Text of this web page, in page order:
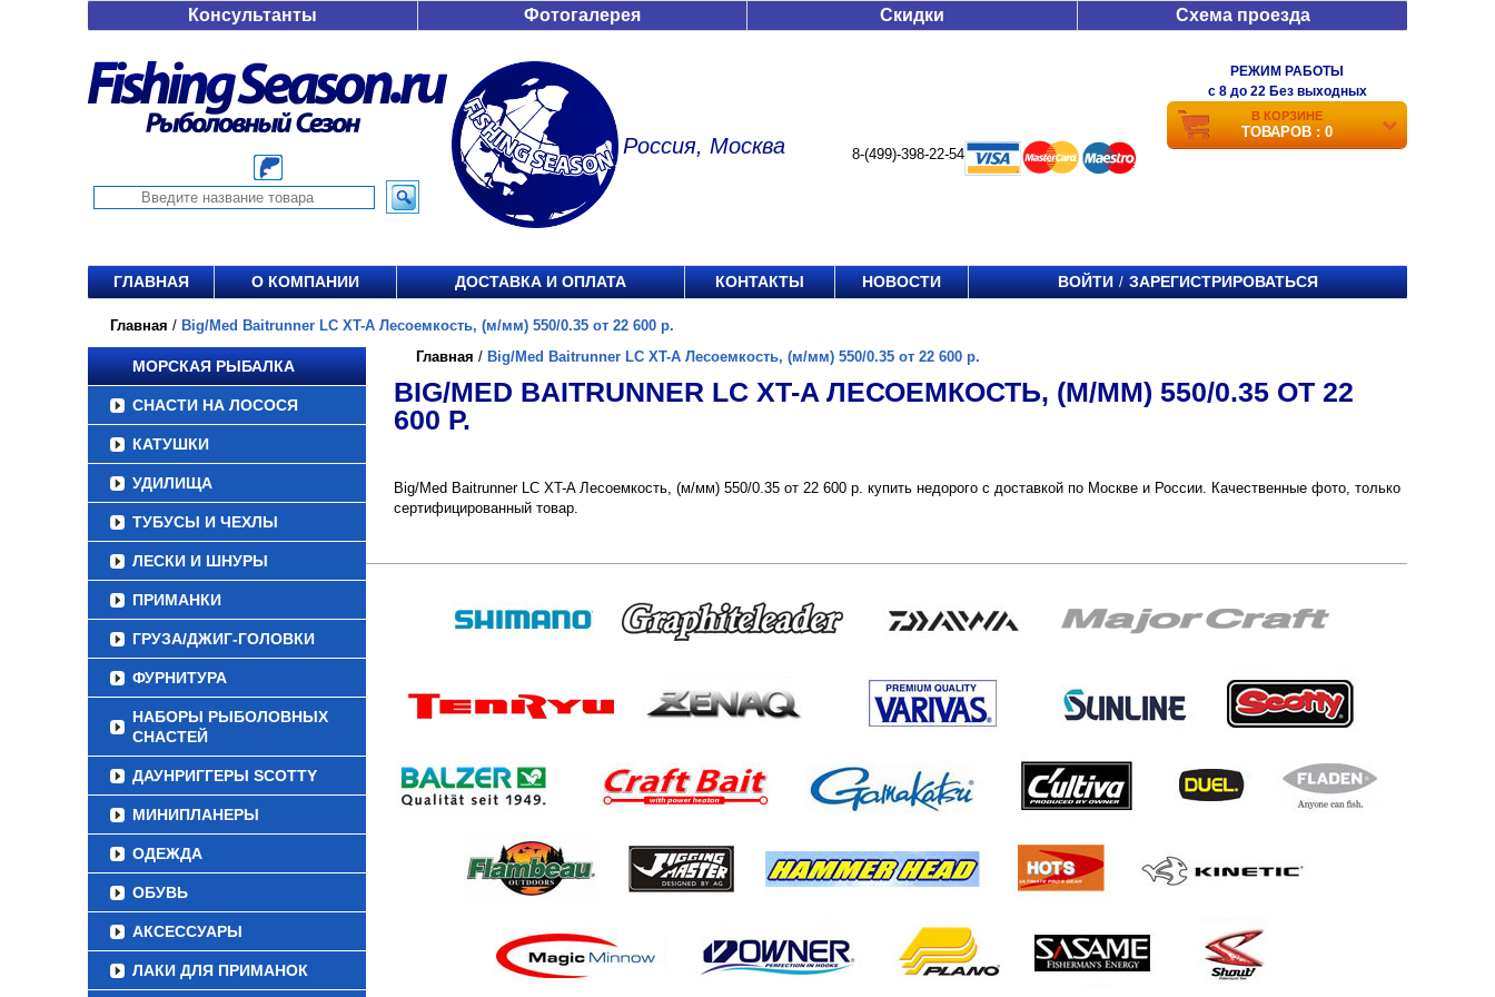
Консультанты Фотогалерея Скидки Схема проезда
Россия, Москва 8-(499)-398-22-54
РЕЖИМ РАБОТЫ
c 8 до 22 Без выходных
В КОРЗИНЕ
ТОВАРОВ : 0
ГЛАВНАЯ О КОМПАНИИ ДОСТАВКА И ОПЛАТА КОНТАКТЫ НОВОСТИ ВОЙТИ / ЗАРЕГИСТРИРОВАТЬСЯ
Главная / Big/Med Baitrunner LC XT-A Лесоемкость, (м/мм) 550/0.35 от 22 600 р.
МОРСКАЯ РЫБАЛКА
СНАСТИ НА ЛОСОСЯ
КАТУШКИ
УДИЛИЩА
ТУБУСЫ И ЧЕХЛЫ
ЛЕСКИ И ШНУРЫ
ПРИМАНКИ
ГРУЗА/ДЖИГ-ГОЛОВКИ
ФУРНИТУРА
НАБОРЫ РЫБОЛОВНЫХ
СНАСТЕЙ
ДАУНРИГГЕРЫ SCOTTY
МИНИПЛАНЕРЫ
ОДЕЖДА
ОБУВЬ
АКСЕССУАРЫ
ЛАКИ ДЛЯ ПРИМАНОК
Главная / Big/Med Baitrunner LC XT-A Лесоемкость, (м/мм) 550/0.35 от 22 600 р.
BIG/MED BAITRUNNER LC XT-A ЛЕСОЕМКОСТЬ, (М/ММ) 550/0.35 ОТ 22
600 Р.
Big/Med Baitrunner LC XT-A Лесоемкость, (м/мм) 550/0.35 от 22 600 р. купить недорого с доставкой по Москве и России. Качественные фото, только
сертифицированный товар.